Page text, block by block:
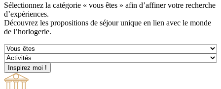
Sélectionnez la catégorie « vous êtes » afin d’affiner votre recherche
d’expériences.
Découvrez les propositions de séjour unique en lien avec le monde
de l’horlogerie.